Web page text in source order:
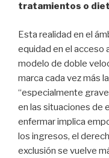
tratamientos o
Esta realidad en el
equidad en el acceso
modelo de doble
marca cada vez más
“especialmente
en las situaciones de
enfermar implica
los ingresos, el
exclusión se vuelve